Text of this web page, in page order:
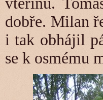
dobře. Milan
i tak obhájil
se k osmému